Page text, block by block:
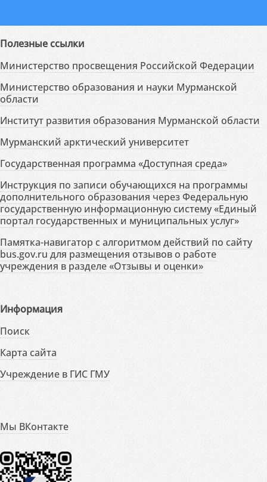
Полезные ссылки
Министерство просвещения Российской Федерации
Министерство образования и науки Мурманской
области
Институт развития образования Мурманской области
Мурманский арктический университет
Государственная программа «Доступная среда»
Инструкция по записи обучающихся на программы
дополнительного образования через Федеральную
государственную информационную систему «Единый
портал государственных и муниципальных услуг»
Памятка-навигатор с алгоритмом действий по сайту
bus.gov.ru для размещения отзывов о работе
учреждения в разделе «Отзывы и оценки»
Информация
Поиск
Карта сайта
Учреждение в ГИС ГМУ
Мы ВКонтакте